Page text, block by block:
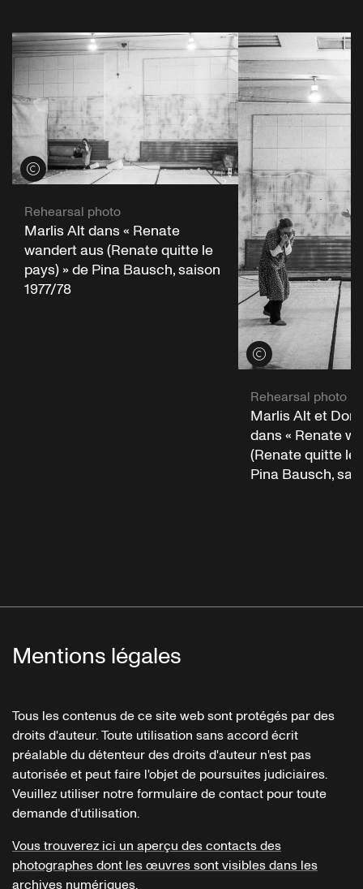
Voir les crédits
Rehearsal photo
Marlis Alt dans « Renate
wandert aus (Renate quitte le
pays) » de Pina Bausch, saison
1977/78
Voir les crédits
Rehearsal photo
Marlis Alt et
dans « Renate
(Renate quitte le
Pina Bausch,
Mentions légales
Tous les contenus de ce site web sont protégés par des
droits d'auteur. Toute utilisation sans accord écrit
préalable du détenteur des droits d'auteur n'est pas
autorisée et peut faire l'objet de poursuites judiciaires.
Veuillez utiliser notre formulaire de contact pour toute
demande d'utilisation.
Vous trouverez ici un aperçu des contacts des
photographes dont les œuvres sont visibles dans les
archives numériques.